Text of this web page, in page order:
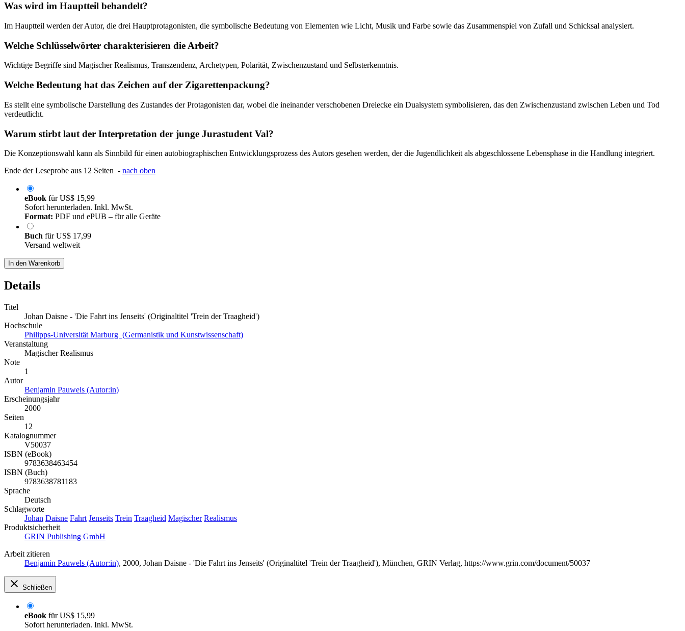
Was wird im Hauptteil behandelt?
Im Hauptteil werden der Autor, die drei Hauptprotagonisten, die symbolische Bedeutung von Elementen wie Licht, Musik und Farbe sowie das Zusammenspiel von Zufall und Schicksal analysiert.
Welche Schlüsselwörter charakterisieren die Arbeit?
Wichtige Begriffe sind Magischer Realismus, Transzendenz, Archetypen, Polarität, Zwischenzustand und Selbsterkenntnis.
Welche Bedeutung hat das Zeichen auf der Zigarettenpackung?
Es stellt eine symbolische Darstellung des Zustandes der Protagonisten dar, wobei die ineinander verschobenen Dreiecke ein Dualsystem symbolisieren, das den Zwischenzustand zwischen Leben und Tod
verdeutlicht.
Warum stirbt laut der Interpretation der junge Jurastudent Val?
Die Konzeptionswahl kann als Sinnbild für einen autobiographischen Entwicklungsprozess des Autors gesehen werden, der die Jugendlichkeit als abgeschlossene Lebensphase in die Handlung integriert.
Ende der Leseprobe aus 12 Seiten - nach oben
eBook fürUS$ 15,99
Sofort herunterladen. Inkl. MwSt.
Format: PDF und ePUB – für alle Geräte
Buch fürUS$ 17,99
Versand weltweit
In den Warenkorb
Details
Titel
Johan Daisne - 'Die Fahrt ins Jenseits' (Originaltitel 'Trein der Traagheid')
Hochschule
Philipps-Universität Marburg (Germanistik und Kunstwissenschaft)
Veranstaltung
Magischer Realismus
Note
1
Autor
Benjamin Pauwels (Autor:in)
Erscheinungsjahr
2000
Seiten
12
Katalognummer
V50037
ISBN (eBook)
9783638463454
ISBN (Buch)
9783638781183
Sprache
Deutsch
Schlagworte
Johan Daisne Fahrt Jenseits Trein Traagheid Magischer Realismus
Produktsicherheit
GRIN Publishing GmbH
Arbeit zitieren
Benjamin Pauwels (Autor:in), 2000, Johan Daisne - 'Die Fahrt ins Jenseits' (Originaltitel 'Trein der Traagheid'), München, GRIN Verlag, https://www.grin.com/document/50037
Schließen
eBook fürUS$ 15,99
Sofort herunterladen. Inkl. MwSt.